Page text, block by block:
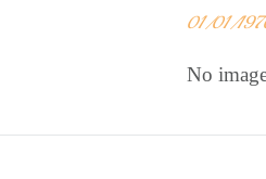
01/01/
No